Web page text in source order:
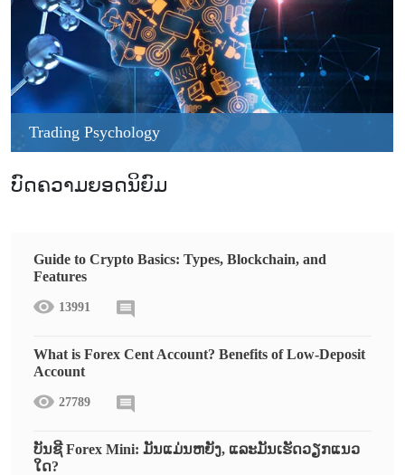
Trading Psychology
ບົດຄວາມຍອດນິຍົມ
Guide to Crypto Basics: Types, Blockchain, and
Features
13991
What is Forex Cent Account? Benefits of Low-Deposit
Account
27789
ບັນຊີ Forex Mini: ມັນແມ່ນຫຍັງ, ແລະມັນເຮັດວຽກແນວ
ໃດ?